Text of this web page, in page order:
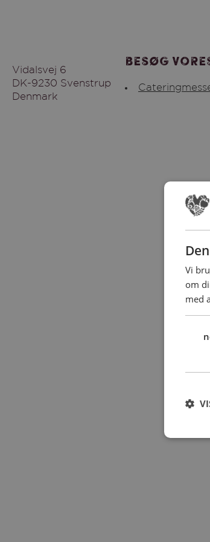
Vidalsvej 6
DK-9230 Svenstrup
Denmark
Besøg
Vi
om
med